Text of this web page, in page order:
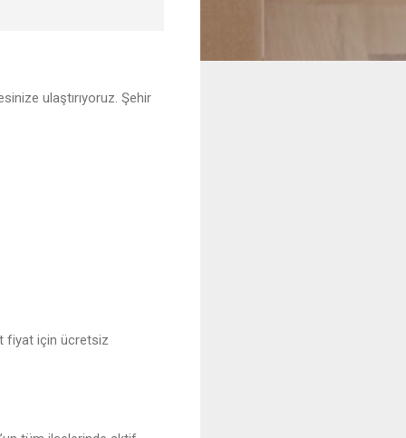
ulaştırıyoruz. Şehir
fiyat için ücretsiz